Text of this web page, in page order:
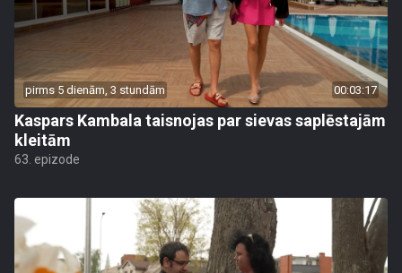
pirms 5 dienām, 3 stundām 00:03:17
Kaspars Kambala taisnojas par sievas saplēstajām
kleitām
63. epizode